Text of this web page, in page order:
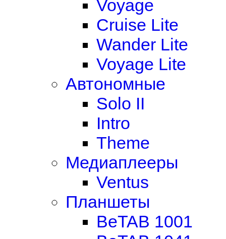
Voyage
Cruise Lite
Wander Lite
Voyage Lite
Автономные
Solo II
Intro
Theme
Медиаплееры
Ventus
Планшеты
BeTAB 1001